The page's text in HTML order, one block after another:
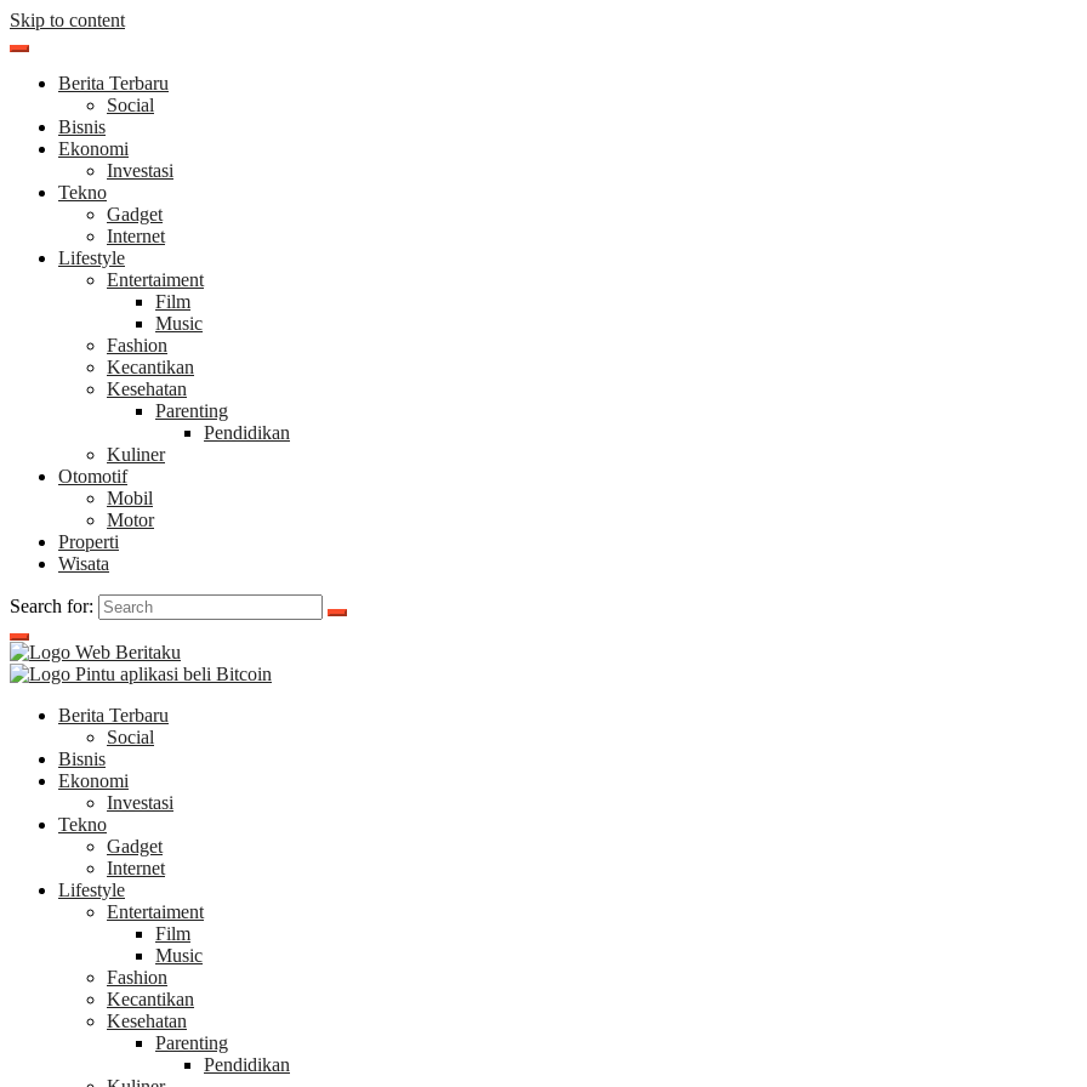
Skip to content
Berita Terbaru
Social
Bisnis
Ekonomi
Investasi
Tekno
Gadget
Internet
Lifestyle
Entertaiment
Film
Music
Fashion
Kecantikan
Kesehatan
Parenting
Pendidikan
Kuliner
Otomotif
Mobil
Motor
Properti
Wisata
Search for:
Berita Terbaru
Social
Bisnis
Ekonomi
Investasi
Tekno
Gadget
Internet
Lifestyle
Entertaiment
Film
Music
Fashion
Kecantikan
Kesehatan
Parenting
Pendidikan